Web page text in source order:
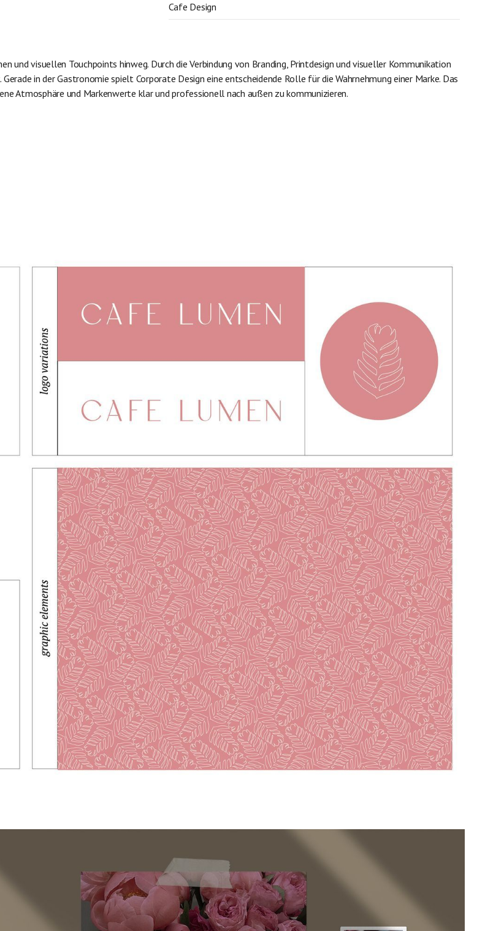
Cafe Design
visuellen Touchpoints hinweg. Durch die Verbindung von Branding, Printdesign und visueller Kommunikation
in der Gastronomie spielt Corporate Design eine entscheidende Rolle für die Wahrnehmung einer Marke. Das
Atmosphäre und Markenwerte klar und professionell nach außen zu kommunizieren.